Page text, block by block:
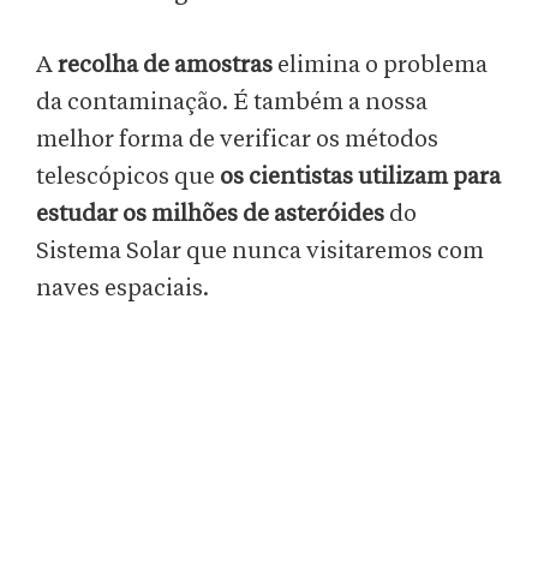
Arecolha de amostras elimina o problema
da contaminação. É também a nossa
melhor forma de verificar os métodos
telescópicos que os cientistas utilizam para
estudar os milhões de asteróides do
Sistema Solar que nunca visitaremos com
naves espaciais.